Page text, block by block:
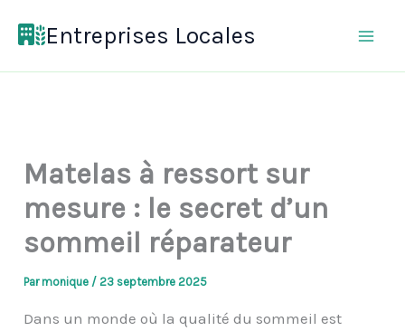
Entreprises Locales
Matelas à ressort sur
mesure : le secret d’un
sommeil réparateur
Parmonique /23 septembre 2025
Dans un monde où la qualité du sommeil est